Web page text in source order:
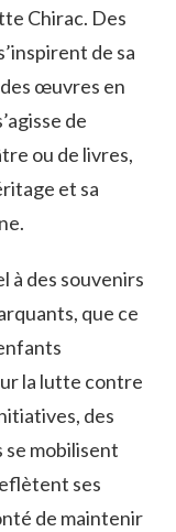
Chirac. Des
de sa
œuvres en
de
ou de livres,
et sa
à des souvenirs
que ce
la lutte contre
des
mobilisent
ses
de maintenir